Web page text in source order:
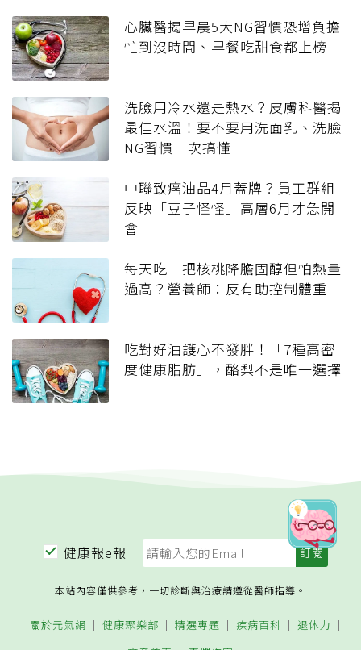
心臟醫揭早晨5大NG習慣恐增負擔
忙到沒時間、早餐吃甜食都上榜
洗臉用冷水還是熱水？皮膚科醫揭
最佳水溫！要不要用洗面乳、洗臉
NG習慣一次搞懂
中聯致癌油品4月蓋牌？員工群組
反映「豆子怪怪」高層6月才急開
會
每天吃一把核桃降膽固醇但怕熱量
過高？營養師：反有助控制體重
吃對好油護心不發胖！「7種高密
度健康脂肪」，酪梨不是唯一選擇
健康報e報
本站內容僅供參考，一切診斷與治療請遵從醫師指導。
關於元氣網 健康聚樂部 精選專題 疾病百科
退休力